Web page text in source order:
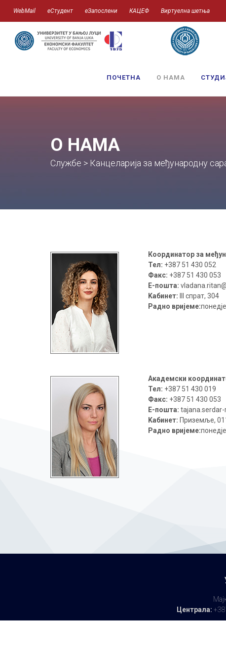
WebMail еСтудент еЗапослени КАЦЕФ Виртуелна шетња
ПОЧЕТНА О НАМА
О НАМА
Службе > Канцеларија за међународну
Координатор за
Тел: +387 51 430 052
Факс: +387 51 430 053
Е-пошта:
Kaбинет: III спрат, 304
Радно вријеме:
Академски
Тел: +387 51 430 019
Факс: +387 51 430 053
Е-пошта: tajana.serdar-
Kaбинет: Приземље,
Радно вријеме:
Централа: